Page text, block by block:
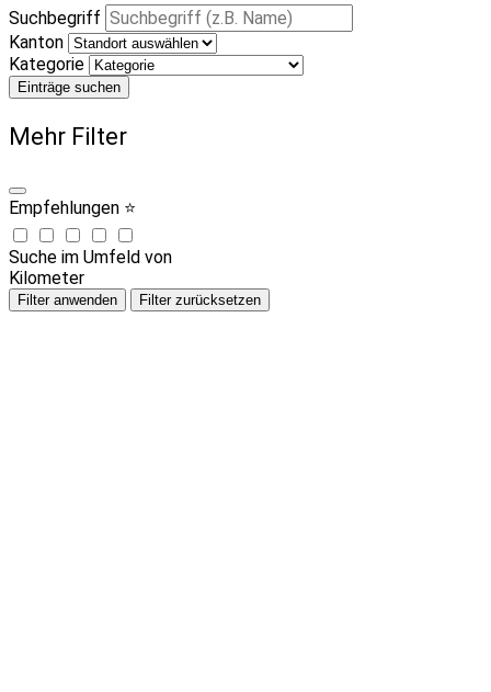
Suchbegriff
Kanton
Kategorie
Einträge suchen
Mehr Filter
Empfehlungen ⭐
Suche im Umfeld von
Kilometer
Filter anwenden Filter zurücksetzen